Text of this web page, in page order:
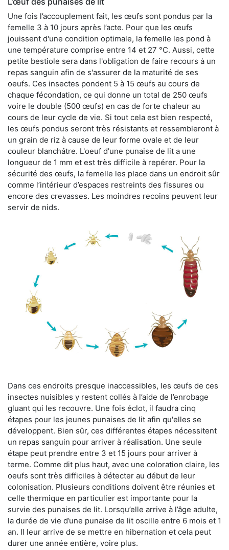
Une fois l’accouplement fait, les œufs sont pondus par la
femelle 3 à 10 jours après l’acte. Pour que les œufs
jouissent d'une condition optimale, la femelle les pond à
une température comprise entre 14 et 27 °C. Aussi, cette
petite bestiole sera dans l'obligation de faire recours à un
repas sanguin afin de s'assurer de la maturité de ses
oeufs. Ces insectes pondent 5 à 15 œufs au cours de
chaque fécondation, ce qui donne un total de 250 œufs
voire le double (500 œufs) en cas de forte chaleur au
cours de leur cycle de vie. Si tout cela est bien respecté,
les œufs pondus seront très résistants et ressembleront à
un grain de riz à cause de leur forme ovale et de leur
couleur blanchâtre. L'oeuf d'une punaise de lit a une
longueur de 1 mm et est très difficile à repérer. Pour la
sécurité des œufs, la femelle les place dans un endroit sûr
comme l’intérieur d’espaces restreints des fissures ou
encore des crevasses. Les moindres recoins peuvent leur
servir de nids.
Dans ces endroits presque inaccessibles, les œufs de ces
insectes nuisibles y restent collés à l’aide de l’enrobage
gluant qui les recouvre. Une fois éclot, il faudra cinq
étapes pour les jeunes punaises de lit afin qu'elles se
développent. Bien sûr, ces différentes étapes nécessitent
un repas sanguin pour arriver à réalisation. Une seule
étape peut prendre entre 3 et 15 jours pour arriver à
terme. Comme dit plus haut, avec une coloration claire, les
oeufs sont très difficiles à détecter au début de leur
colonisation. Plusieurs conditions doivent être réunies et
celle thermique en particulier est importante pour la
survie des punaises de lit. Lorsqu’elle arrive à l’âge adulte,
la durée de vie d’une punaise de lit oscille entre 6 mois et 1
an. Il leur arrive de se mettre en hibernation et cela peut
durer une année entière, voire plus.